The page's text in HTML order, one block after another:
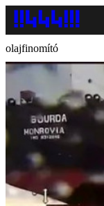
olajfinomító